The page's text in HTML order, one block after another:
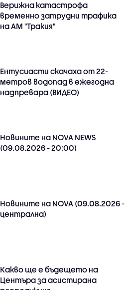
Верижна катастрофа
временно затрудни трафика
на АМ "Тракия"
Ентусиасти скачаха от 22-
метров водопад в ежегодна
надпревара (ВИДЕО)
Новините на NOVA NEWS
(09.08.2026 - 20:00)
Новините на NOVA (09.08.2026 -
централна)
Какво ще е бъдещето на
Центъра за асистирана